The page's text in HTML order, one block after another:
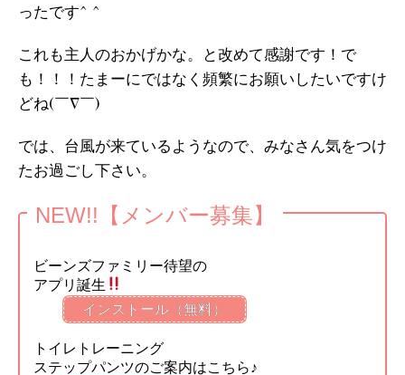
ったです^ ^
これも主人のおかげかな。と改めて感謝です！で
も！！！たまーにではなく頻繁にお願いしたいですけ
どね(￣∇￣)
では、台風が来ているようなので、みなさん気をつけ
たお過ごし下さい。
NEW!!【メンバー募集】
ビーンズファミリー待望の
アプリ誕生
インストール（無料）
トイレトレーニング
ステップパンツのご案内はこちら♪